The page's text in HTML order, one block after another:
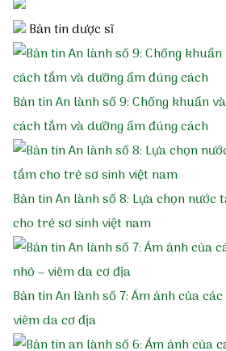
Các bệnh thường gặp
Rôm sảy – Mẩn ngứa
Mụn nhọt – Viêm da
Chàm – Khô da
Các bệnh khác
Tạp chí Diệp An Nhi
Nghiên cứu khoa học
Bản tin dược sĩ
Bản tin An lành số 9: Chống khuẩn
cách tắm và dưỡng ẩm đúng cách
Bản tin An lành số 8: Lựa chọn nước
cho trẻ sơ sinh việt nam
Bản tin An lành số 7: Ám ảnh của
viêm da cơ địa